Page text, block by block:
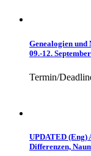
Genealogien und
09.-12.
Termin/
UPDATED (Eng)
Differenzen,